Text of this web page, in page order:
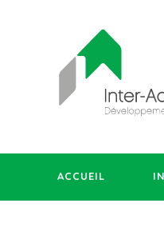
ACCUEIL